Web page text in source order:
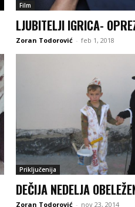
Film
LJUBITELJI IGRICA-
Zoran Todorović - feb 1, 2018
Priključenija
DEČIJA NEDELJA
Zoran Todorović - nov 23, 2014